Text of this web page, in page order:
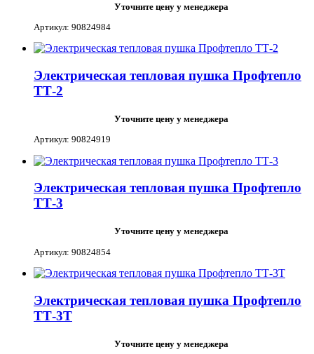
Уточните цену у менеджера
Артикул: 90824984
Электрическая тепловая пушка Профтепло
ТТ-2
Уточните цену у менеджера
Артикул: 90824919
Электрическая тепловая пушка Профтепло
ТТ-3
Уточните цену у менеджера
Артикул: 90824854
Электрическая тепловая пушка Профтепло
ТТ-3Т
Уточните цену у менеджера